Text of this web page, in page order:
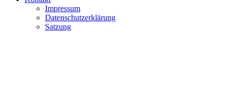
Impressum
Datenschutzerklärung
Satzung